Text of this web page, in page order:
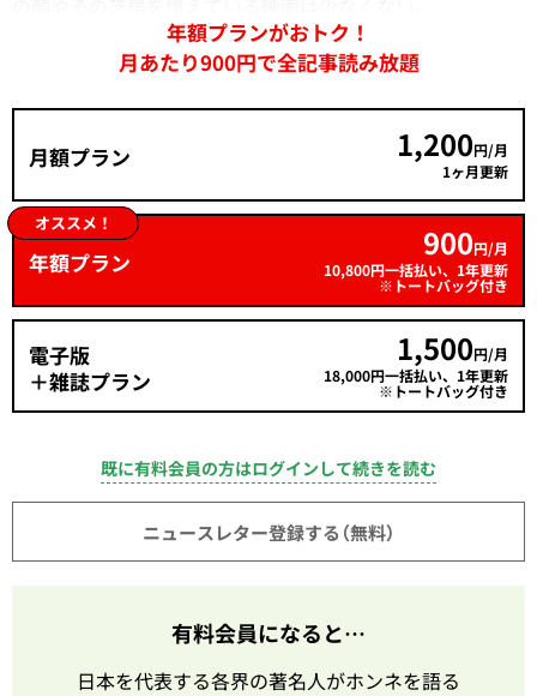
年額プランがおトク！
月あたり900円で全記事読み放題
月額プラン 1,200円/月
1ヶ月更新
オススメ！
年額プラン 900円/月
10,800円一括払い、1年更新
※トートバッグ付き
電子版
＋雑誌プラン
1,500円/月
18,000円一括払い、1年更新
※トートバッグ付き
既に有料会員の方はログインして続きを読む
ニュースレター登録する（無料）
有料会員になると…
日本を代表する各界の著名人がホンネを語る